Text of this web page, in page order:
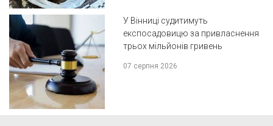
У Вінниці судитимуть
експосадовицю за привласнення
трьох мільйонів гривень
07 серпня 2026